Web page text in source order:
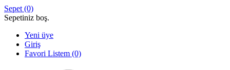
Sepet (0)
Sepetiniz boş.
Yeni üye
Giriş
Favori Listem (0)